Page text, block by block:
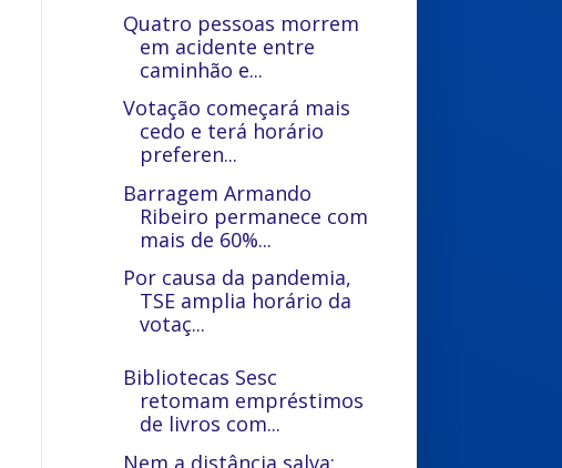
Quatro pessoas morrem
em acidente entre
caminhão e...
Votação começará mais
cedo e terá horário
preferen...
Barragem Armando
Ribeiro permanece com
mais de 60%...
Por causa da pandemia,
TSE amplia horário da
votaç...
Bibliotecas Sesc
retomam empréstimos
de livros com...
Nem a distância salva: